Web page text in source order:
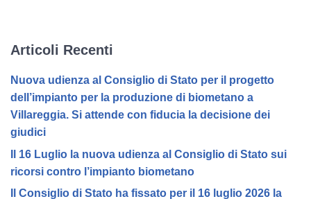
Articoli Recenti
Nuova udienza al Consiglio di Stato per il progetto
dell’impianto per la produzione di biometano a
Villareggia. Si attende con fiducia la decisione dei
giudici
Il 16 Luglio la nuova udienza al Consiglio di Stato sui
ricorsi contro l’impianto biometano
Il Consiglio di Stato ha fissato per il 16 luglio 2026 la